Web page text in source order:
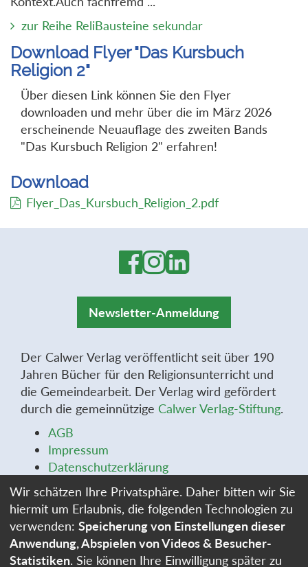
zur Reihe ReliBausteine sekundar
Download Flyer "Das Kursbuch
Religion 2"
Über diesen Link können Sie den Flyer
downloaden und mehr über die im März 2026
erscheinende Neuauflage des zweiten Bands
"Das Kursbuch Religion 2" erfahren!
Download
Flyer_Das_Kursbuch_Religion_2.pdf
Newsletter-Anmeldung
Der Calwer Verlag veröffentlicht seit über 190
Jahren Bücher für den Religionsunterricht und
die Gemeindearbeit. Der Verlag wird gefördert
durch die gemeinnützige Calwer Verlag-Stiftung.
AGB
Impressum
Datenschutzerklärung
Widerrufsbelehrung
Widerrufsformular
Stellenangebote
Cookie-Einstellungen
Wir schätzen Ihre Privatsphäre. Daher bitten wir Sie
hiermit um Erlaubnis, die folgenden Technologien zu
verwenden: Speicherung von Einstellungen dieser
Anwendung, Abspielen von Videos & Besucher-
Statistiken. Sie können Ihre Einwilligung später zu